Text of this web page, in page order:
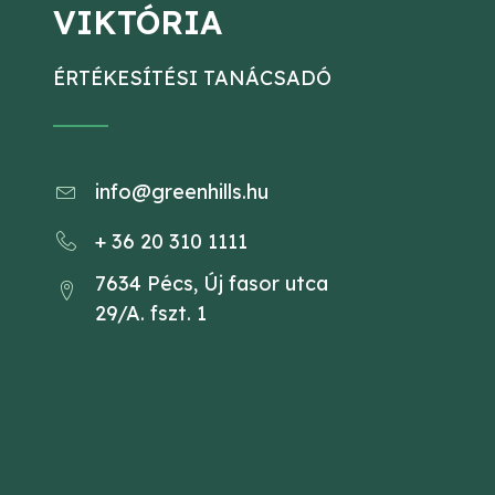
VIKTÓRIA
ÉRTÉKESÍTÉSI TANÁCSADÓ
info@greenhills.hu
+ 36 20 310 1111
7634 Pécs, Új fasor utca
29/A. fszt. 1